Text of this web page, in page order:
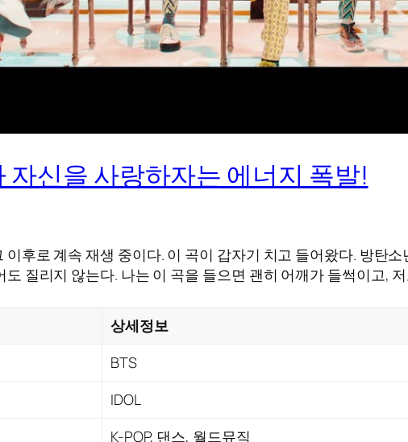
자신을 사랑하자는 에너지 폭발!
후로 계속 재생 중이다. 이 곡이 갑자기 치고 들어왔다. 방탄
질리지 않는다. 나는 이 곡을 들으면 괜히 어깨가 들썩이고,
상세정보
BTS
IDOL
K-POP, 댄스, 월드뮤직